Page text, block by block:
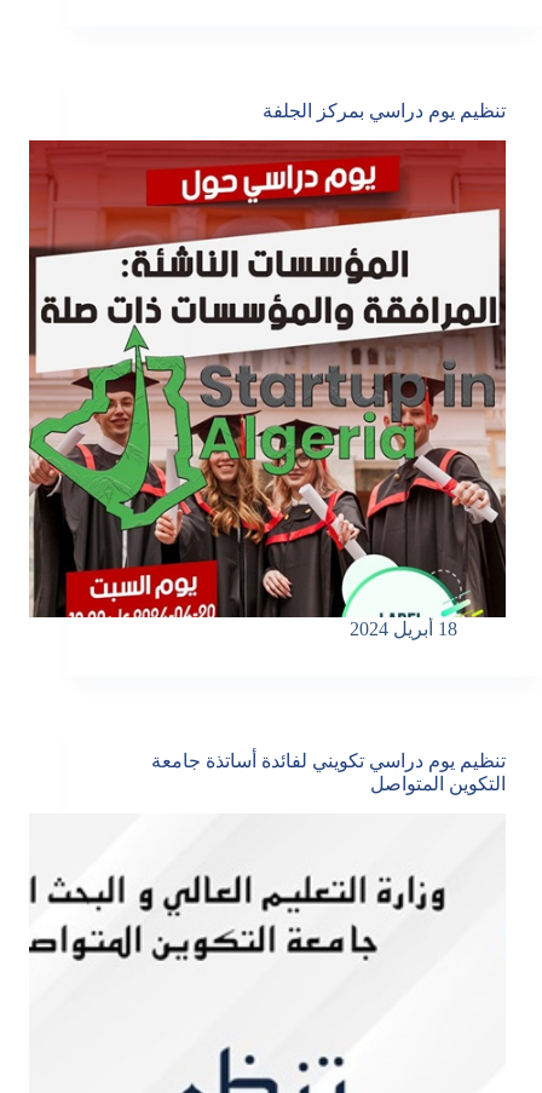
تنظيم يوم دراسي بمركز الجلفة
18 أبريل 2024
تنظيم يوم دراسي تكويني لفائدة أساتذة جامعة
التكوين المتواصل